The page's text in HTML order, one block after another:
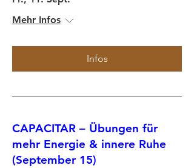
Mehr Infos
Infos
CAPACITAR – Übungen für
mehr Energie & innere Ruhe
(September 15)